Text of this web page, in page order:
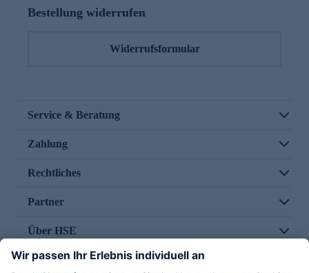
Bestellung widerrufen
Widerrufsformular
Service & Beratung
Zahlung
Rechtliches
Partner
Über HSE
Im TV